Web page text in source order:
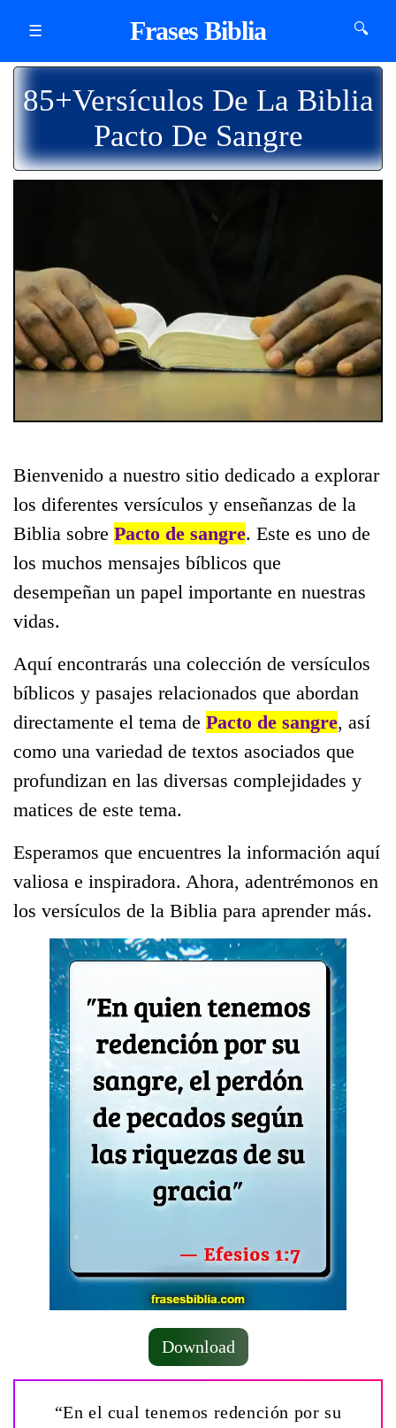
☰ Frases Biblia 🔍
85+Versículos De La Biblia
Pacto De Sangre
Bienvenido a nuestro sitio dedicado a explorar
los diferentes versículos y enseñanzas de la
Biblia sobre Pacto de sangre. Este es uno de
los muchos mensajes bíblicos que
desempeñan un papel importante en nuestras
vidas.
Aquí encontrarás una colección de versículos
bíblicos y pasajes relacionados que abordan
directamente el tema de Pacto de sangre, así
como una variedad de textos asociados que
profundizan en las diversas complejidades y
matices de este tema.
Esperamos que encuentres la información aquí
valiosa e inspiradora. Ahora, adentrémonos en
los versículos de la Biblia para aprender más.
Download
“En el cual tenemos redención por su